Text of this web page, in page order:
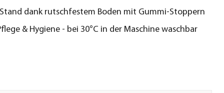
dank rutschfestem Boden mit Gummi-Stoppern
& Hygiene - bei 30°C in der Maschine waschbar